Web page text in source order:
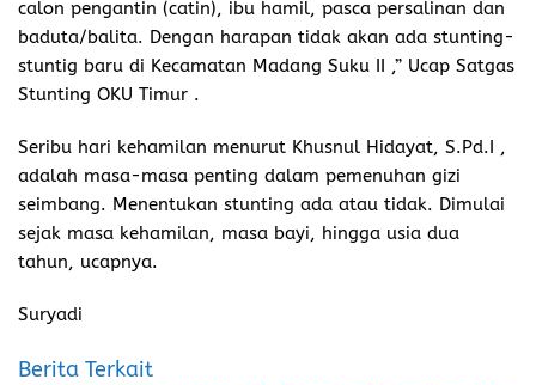
calon pengantin (catin), ibu hamil, pasca persalinan dan
baduta/balita. Dengan harapan tidak akan ada stunting-
stuntig baru di Kecamatan Madang Suku II ,” Ucap Satgas
Stunting OKU Timur .
Seribu hari kehamilan menurut Khusnul Hidayat, S.Pd.I ,
adalah masa-masa penting dalam pemenuhan gizi
seimbang. Menentukan stunting ada atau tidak. Dimulai
sejak masa kehamilan, masa bayi, hingga usia dua
tahun, ucapnya.
Suryadi
Berita Terkait